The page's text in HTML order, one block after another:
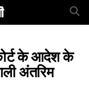
के आदेश के
अंतरिम